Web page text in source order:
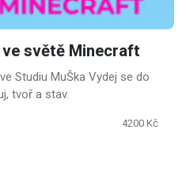
světě Minecraft
Studiu MuŠka Vydej se do
tvoř a stav.
4200 Kč